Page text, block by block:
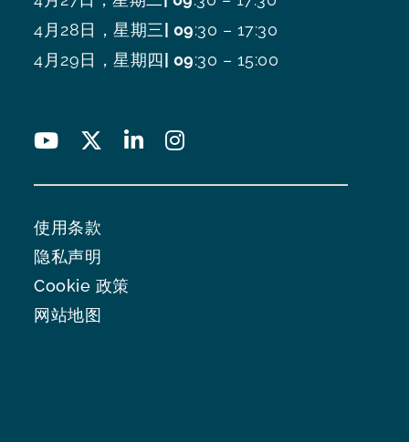
4月28日，星期三 | 09:30 – 17:30
4月29日，星期四 | 09:30 – 15:00
使用条款
隐私声明
Cookie 政策
网站地图